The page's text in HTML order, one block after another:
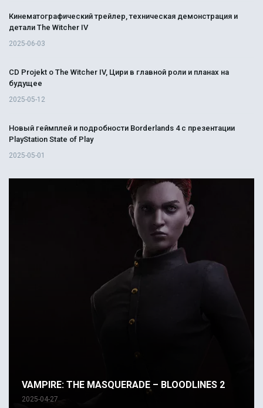
Кинематографический трейлер, техническая демонстрация и
детали The Witcher IV
2025-06-03
CD Projekt о The Witcher IV, Цири в главной роли и планах на
будущее
2025-05-12
Новый геймплей и подробности Borderlands 4 с презентации
PlayStation State of Play
2025-05-01
VAMPIRE: THE MASQUERADE – BLOODLINES 2
2025-04-27